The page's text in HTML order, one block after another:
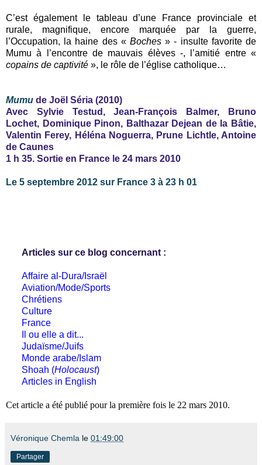
C’est également le tableau d’une France provinciale et
rurale, magnifique, encore marquée par la guerre,
l’Occupation, la haine des « Boches » - insulte favorite de
Mumu à l’encontre de mauvais élèves -, l’amitié entre «
copains de captivité », le rôle de l’église catholique…
Mumu de Joël Séria (2010)
Avec Sylvie Testud, Jean-François Balmer, Bruno
Lochet, Dominique Pinon, Balthazar Dejean de la Bâtie,
Valentin Ferey, Héléna Noguerra, Prune Lichtle, Antoine
de Caunes
1 h 35. Sortie en France le 24 mars 2010
Le 5 septembre 2012 sur France 3 à 23 h 01
Articles sur ce blog concernant :
Affaire al-Dura/Israël
Aviation/Mode/Sports
Chrétiens
Culture
France
Il ou elle a dit...
Judaïsme/Juifs
Monde arabe/Islam
Shoah (Holocaust)
Articles in English
Cet article a été publié pour la première fois le 22 mars 2010.
Véronique Chemla le 01:49:00
Partager